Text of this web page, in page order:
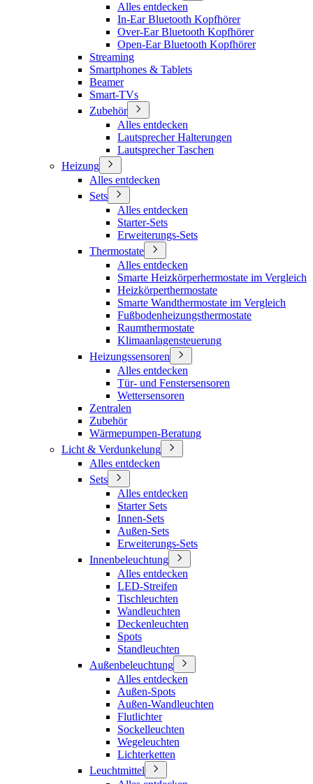
Alles entdecken
In-Ear Bluetooth Kopfhörer
Over-Ear Bluetooth Kopfhörer
Open-Ear Bluetooth Kopfhörer
Streaming
Smartphones & Tablets
Beamer
Smart-TVs
Zubehör
Alles entdecken
Lautsprecher Halterungen
Lautsprecher Taschen
Heizung
Alles entdecken
Sets
Alles entdecken
Starter-Sets
Erweiterungs-Sets
Thermostate
Alles entdecken
Smarte Heizkörperhermostate im Vergleich
Heizkörperthermostate
Smarte Wandthermostate im Vergleich
Fußbodenheizungsthermostate
Raumthermostate
Klimaanlagensteuerung
Heizungssensoren
Alles entdecken
Tür- und Fenstersensoren
Wettersensoren
Zentralen
Zubehör
Wärmepumpen-Beratung
Licht & Verdunkelung
Alles entdecken
Sets
Alles entdecken
Starter Sets
Innen-Sets
Außen-Sets
Erweiterungs-Sets
Innenbeleuchtung
Alles entdecken
LED-Streifen
Tischleuchten
Wandleuchten
Deckenleuchten
Spots
Standleuchten
Außenbeleuchtung
Alles entdecken
Außen-Spots
Außen-Wandleuchten
Flutlichter
Sockelleuchten
Wegeleuchten
Lichterketten
Leuchtmittel